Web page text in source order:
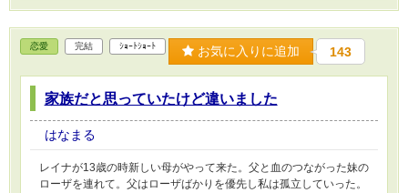
恋愛 完結 ｼｮｰﾄｼｮｰﾄ お気に入りに追加 143
家族だと思っていたけど違いました
はなまる
レイナが13歳の時新しい母がやって来た。父と血のつながった妹の
ローザを連れて。父はローザばかりを優先し私は孤立していった。